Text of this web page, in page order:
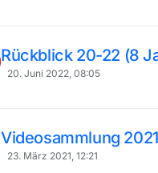
Rückblick 20-22 (8
20. Juni 2022, 08:05
Videosammlung 2021
23. März 2021, 12:21